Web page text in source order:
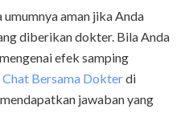
aman jika Anda
diberikan dokter. Bila Anda
efek samping
Chat Bersama Dokterdi
jawaban yang